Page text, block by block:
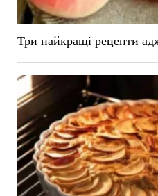
Три найкращі рецепти